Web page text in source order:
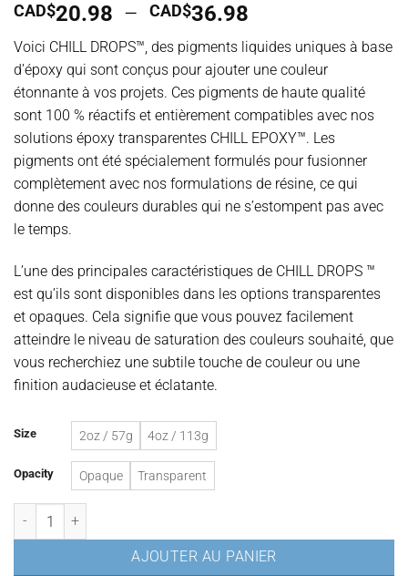
CAD$20.98 – CAD$36.98
de
prix :
CAD$20.98
à
CAD$36.98
Voici CHILL DROPS™, des pigments liquides uniques à base
d’époxy qui sont conçus pour ajouter une couleur
étonnante à vos projets. Ces pigments de haute qualité
sont 100 % réactifs et entièrement compatibles avec nos
solutions époxy transparentes CHILL EPOXY™. Les
pigments ont été spécialement formulés pour fusionner
complètement avec nos formulations de résine, ce qui
donne des couleurs durables qui ne s’estompent pas avec
le temps.
L’une des principales caractéristiques de CHILL DROPS ™
est qu’ils sont disponibles dans les options transparentes
et opaques. Cela signifie que vous pouvez facilement
atteindre le niveau de saturation des couleurs souhaité, que
vous recherchiez une subtile touche de couleur ou une
finition audacieuse et éclatante.
Size 2oz / 57g 4oz / 113g
Opacity Opaque Transparent
quantité de Pigment liquide pour résine époxy vert
AJOUTER AU PANIER